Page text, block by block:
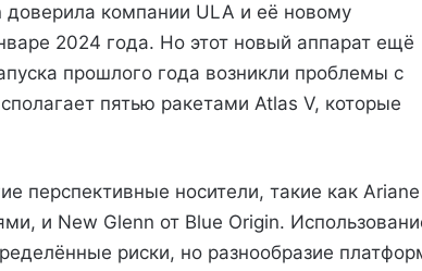
доверила компании ULA и её новому
2024 года. Но этот новый аппарат ещё
прошлого года возникли проблемы с
пятью ракетами Atlas V, которые
перспективные носители, такие как Ariane
и New Glenn от Blue Origin.
риски, но разнообразие